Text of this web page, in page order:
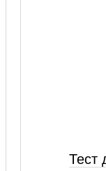
Тест